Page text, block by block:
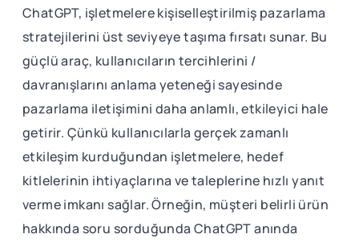
ChatGPT, işletmelere kişiselleştirilmiş pazarlama
stratejilerini üst seviyeye taşıma fırsatı sunar. Bu
güçlü araç, kullanıcıların tercihlerini /
davranışlarını anlama yeteneği sayesinde
pazarlama iletişimini daha anlamlı, etkileyici hale
getirir. Çünkü kullanıcılarla gerçek zamanlı
etkileşim kurduğundan işletmelere, hedef
kitlelerinin ihtiyaçlarına ve taleplerine hızlı yanıt
verme imkanı sağlar. Örneğin, müşteri belirli ürün
hakkında soru sorduğunda ChatGPT anında